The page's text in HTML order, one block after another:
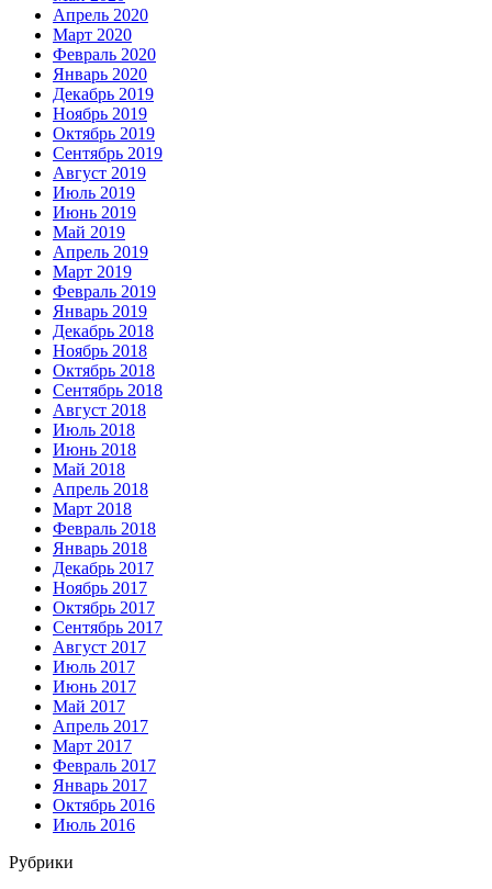
Апрель 2020
Март 2020
Февраль 2020
Январь 2020
Декабрь 2019
Ноябрь 2019
Октябрь 2019
Сентябрь 2019
Август 2019
Июль 2019
Июнь 2019
Май 2019
Апрель 2019
Март 2019
Февраль 2019
Январь 2019
Декабрь 2018
Ноябрь 2018
Октябрь 2018
Сентябрь 2018
Август 2018
Июль 2018
Июнь 2018
Май 2018
Апрель 2018
Март 2018
Февраль 2018
Январь 2018
Декабрь 2017
Ноябрь 2017
Октябрь 2017
Сентябрь 2017
Август 2017
Июль 2017
Июнь 2017
Май 2017
Апрель 2017
Март 2017
Февраль 2017
Январь 2017
Октябрь 2016
Июль 2016
Рубрики